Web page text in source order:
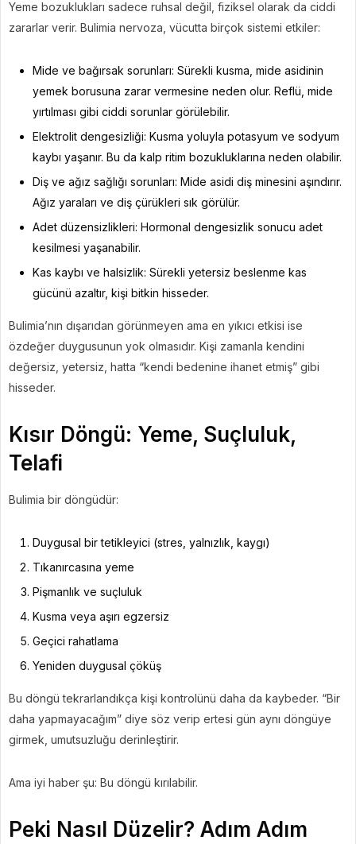
Yeme bozuklukları sadece ruhsal değil, fiziksel olarak da ciddi
zararlar verir. Bulimia nervoza, vücutta birçok sistemi etkiler:
Mide ve bağırsak sorunları: Sürekli kusma, mide asidinin
yemek borusuna zarar vermesine neden olur. Reflü, mide
yırtılması gibi ciddi sorunlar görülebilir.
Elektrolit dengesizliği: Kusma yoluyla potasyum ve sodyum
kaybı yaşanır. Bu da kalp ritim bozukluklarına neden olabilir.
Diş ve ağız sağlığı sorunları: Mide asidi diş minesini aşındırır.
Ağız yaraları ve diş çürükleri sık görülür.
Adet düzensizlikleri: Hormonal dengesizlik sonucu adet
kesilmesi yaşanabilir.
Kas kaybı ve halsizlik: Sürekli yetersiz beslenme kas
gücünü azaltır, kişi bitkin hisseder.
Bulimia’nın dışarıdan görünmeyen ama en yıkıcı etkisi ise
özdeğer duygusunun yok olmasıdır. Kişi zamanla kendini
değersiz, yetersiz, hatta “kendi bedenine ihanet etmiş” gibi
hisseder.
Kısır Döngü: Yeme, Suçluluk,
Telafi
Bulimia bir döngüdür:
Duygusal bir tetikleyici (stres, yalnızlık, kaygı)
Tıkanırcasına yeme
Pişmanlık ve suçluluk
Kusma veya aşırı egzersiz
Geçici rahatlama
Yeniden duygusal çöküş
Bu döngü tekrarlandıkça kişi kontrolünü daha da kaybeder. “Bir
daha yapmayacağım” diye söz verip ertesi gün aynı döngüye
girmek, umutsuzluğu derinleştirir.
Ama iyi haber şu: Bu döngü kırılabilir.
Peki Nasıl Düzelir? Adım Adım